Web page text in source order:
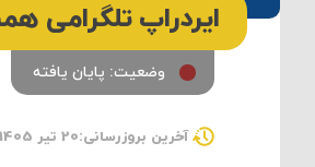
ایردراپ تلگرامی
وضعیت: پایان یافته
آخرین بروزرسانی:20 تیر 1405